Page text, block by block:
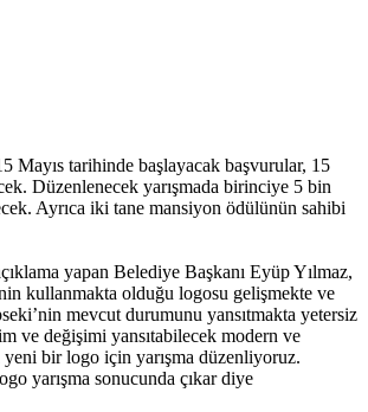
Mayıs tarihinde başlayacak başvurular, 15
Düzenlenecek yarışmada birinciye 5 bin
Ayrıca iki tane mansiyon ödülünün sahibi
yapan Belediye Başkanı Eyüp Yılmaz,
kullanmakta olduğu logosu gelişmekte ve
mevcut durumunu yansıtmakta yetersiz
ve değişimi yansıtabilecek modern ve
bir logo için yarışma düzenliyoruz.
yarışma sonucunda çıkar diye